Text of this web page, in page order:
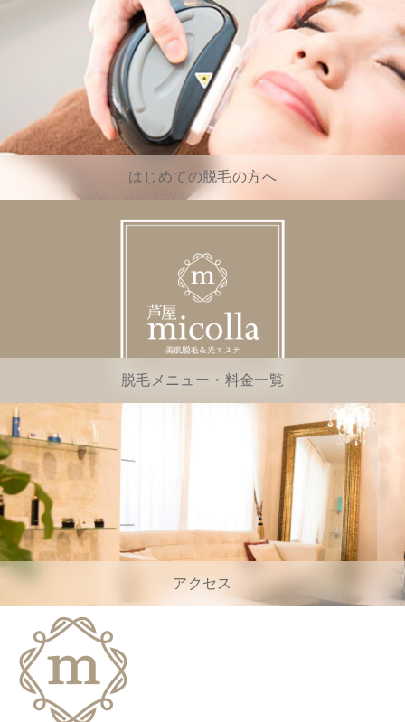
はじめての脱毛の方へ
脱毛メニュー・料金一覧
アクセス